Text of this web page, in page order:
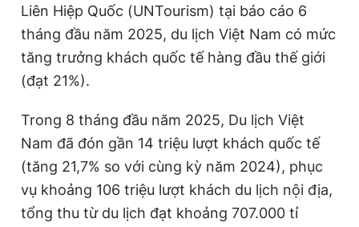
Liên Hiệp Quốc (UNTourism) tại báo cáo 6
tháng đầu năm 2025, du lịch Việt Nam có mức
tăng trưởng khách quốc tế hàng đầu thế giới
(đạt 21%).
Trong 8 tháng đầu năm 2025, Du lịch Việt
Nam đã đón gần 14 triệu lượt khách quốc tế
(tăng 21,7% so với cùng kỳ năm 2024), phục
vụ khoảng 106 triệu lượt khách du lịch nội địa,
tổng thu từ du lịch đạt khoảng 707.000 tỉ